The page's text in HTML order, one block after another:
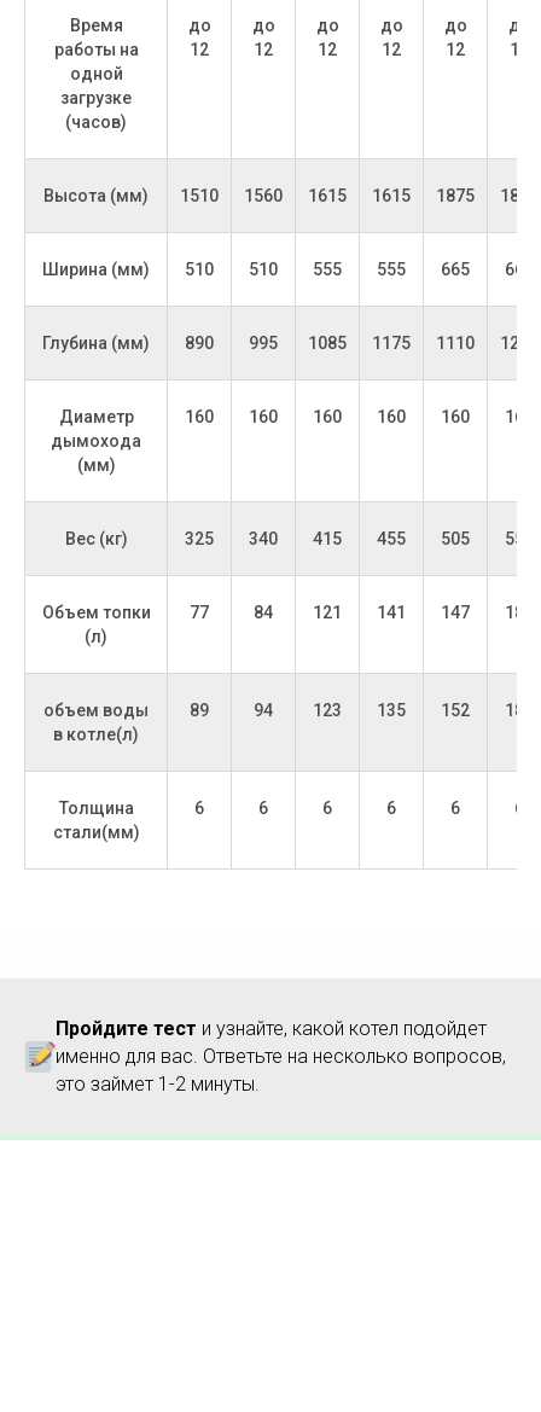
Базовая комплектация:
• Электронный термометр
• Чугунные колосники
• Зольный ящик
Расширенная комплектация:
• Механический регулятор тяги (Regulus RT4)
• Факельная горелка (опционально)
• Циркуляционный насос
• Дымоход
• Расширительный бак
• Бойлер косвенного нагрева
• Группа безопасности
Время
работы на
одной
загрузке
(часов)
до
12
до
12
до
12
до
12
до
12
до
12
Высота (мм) 1510 1560 1615 1615 1875 1875
Ширина (мм) 510 510 555 555 665 665
Глубина (мм) 890 995 1085 1175 1110 1200
Диаметр
дымохода
(мм)
160 160 160 160 160 160
Вес (кг) 325 340 415 455 505 555
Объем топки
(л)
77 84 121 141 147 184
объем воды
в котле(л)
89 94 123 135 152 184
Толщина
стали(мм)
6 6 6 6 6 6
Пройдите тест и узнайте, какой котел подойдет
именно для вас. Ответьте на несколько вопросов,
это займет 1-2 минуты.